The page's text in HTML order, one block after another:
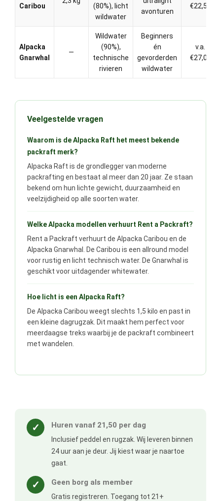
Caribou
(80%), licht
wildwater
avonturen
€22,50
Alpacka
Gnarwhal
—
Wildwater
(90%),
technische
rivieren
Beginners
én
gevorderden
wildwater
v.a.
€27,00
Veelgestelde vragen
Waarom is de Alpacka Raft het meest bekende
packraft merk?
Alpacka Raft is de grondlegger van moderne
packrafting en bestaat al meer dan 20 jaar. Ze staan
bekend om hun lichte gewicht, duurzaamheid en
veelzijdigheid op alle soorten water.
Welke Alpacka modellen verhuurt Rent a Packraft?
Rent a Packraft verhuurt de Alpacka Caribou en de
Alpacka Gnarwhal. De Caribou is een allround model
voor rustig en licht technisch water. De Gnarwhal is
geschikt voor uitdagender whitewater.
Hoe licht is een Alpacka Raft?
De Alpacka Caribou weegt slechts 1,5 kilo en past in
een kleine dagrugzak. Dit maakt hem perfect voor
meerdaagse treks waarbij je de packraft combineert
met wandelen.
✓ Huren vanaf 21,50 per dag
Inclusief peddel en rugzak. Wij leveren binnen
24 uur aan je deur. Jij kiest waar je naartoe
gaat.
✓ Geen borg als member
Gratis registreren. Toegang tot 21+